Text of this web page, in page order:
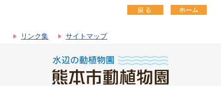
リンク集 サイトマップ